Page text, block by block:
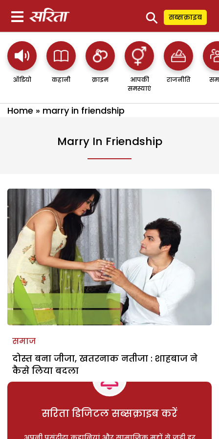
⚲ सब्सक्राइब
ऑडियो कहानी क्राइम
आपकी
समस्याएं
राजनीति
Home » marry in friendship
Marry In Friendship
समाज
दोस्त बना जीजा, खतरनाक नतीजा : शाहबाज ने
कैसे लिया बदला
सरिता डिजिटल सब्सक्राइब करें